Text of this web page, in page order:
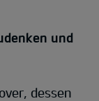
und
dessen